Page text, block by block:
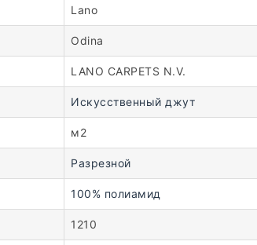
Lano
Odina
LANO CARPETS N.V.
Искусственный джут
м2
Разрезной
100% полиамид
1210